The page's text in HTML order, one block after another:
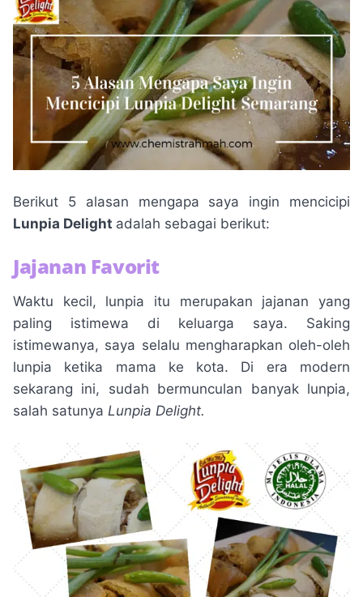
Berikut 5 alasan mengapa saya ingin mencicipi
Lunpia Delight adalah sebagai berikut:
Jajanan Favorit
Waktu kecil, lunpia itu merupakan jajanan yang
paling istimewa di keluarga saya. Saking
istimewanya, saya selalu mengharapkan oleh-oleh
lunpia ketika mama ke kota. Di era modern
sekarang ini, sudah bermunculan banyak lunpia,
salah satunya Lunpia Delight.